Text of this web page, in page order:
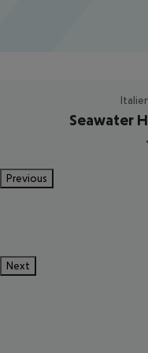
Seawater
Previous
Next